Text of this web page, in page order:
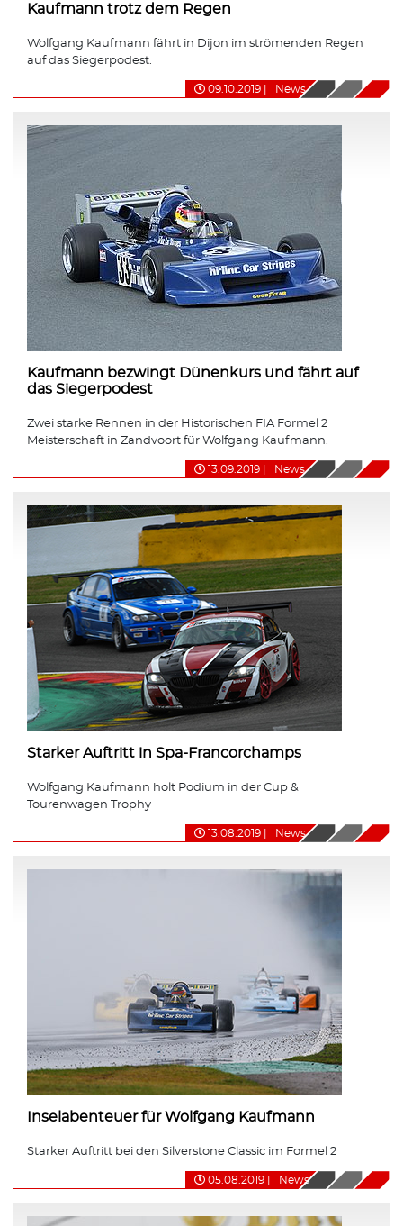
Kaufmann trotz dem Regen
Wolfgang Kaufmann fährt in Dijon im strömenden Regen
auf das Siegerpodest.
09.10.2019 News
Kaufmann bezwingt Dünenkurs und fährt auf
das Siegerpodest
Zwei starke Rennen in der Historischen FIA Formel 2
Meisterschaft in Zandvoort für Wolfgang Kaufmann.
13.09.2019 News
Starker Auftritt in Spa-Francorchamps
Wolfgang Kaufmann holt Podium in der Cup &
Tourenwagen Trophy
13.08.2019 News
Inselabenteuer für Wolfgang Kaufmann
Starker Auftritt bei den Silverstone Classic im Formel 2
05.08.2019 News